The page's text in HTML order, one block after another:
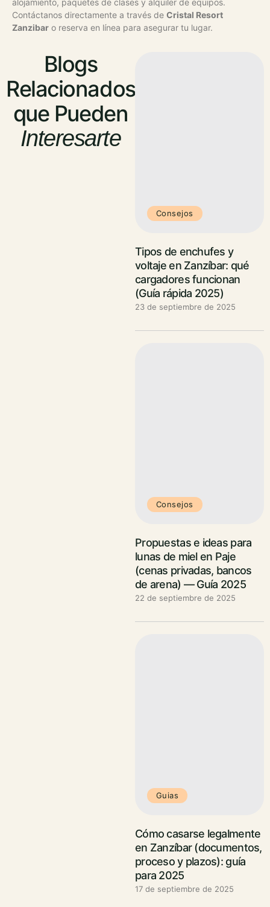
alojamiento, paquetes de clases y alquiler de equipos.
Contáctanos directamente a través de Cristal Resort
Zanzibar o reserva en línea para asegurar tu lugar.
Blogs
Relacionados
que Pueden
Interesarte
Consejos
Tipos de enchufes y
voltaje en Zanzíbar: qué
cargadores funcionan
(Guía rápida 2025)
23 de septiembre de 2025
Consejos
Propuestas e ideas para
lunas de miel en Paje
(cenas privadas, bancos
de arena) — Guía 2025
22 de septiembre de 2025
Guias
Cómo casarse legalmente
en Zanzíbar (documentos,
proceso y plazos): guía
para 2025
17 de septiembre de 2025